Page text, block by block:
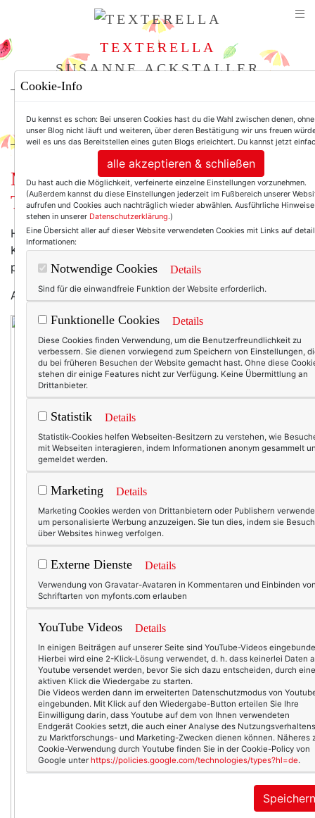
TEXTERELLA
SUSANNE ACKSTALLER
For Women. Not Girls.
Mode am Mittwoch: Business meets
Taille.
Hach! Ganz große Kleiderliebe! Leider fehlen mir zum
Kleid folgende Accessoires: (externes) Büro sowie
passende Beine und Taille.
Aber man muss ja auch mal gönnen können, ne?
Cookie-Info
Du kennst es schon: Bei unseren Cookies hast du die Wahl zwischen denen,
unser Blog nicht läuft und weiteren, über deren Bestätigung wir uns freuen
weil es uns das Bereitstellen eines guten Blogs erleichtert. Du kannst jetzt
alle akzeptieren & schließen
Du hast auch die Möglichkeit, verfeinerte einzelne Einstellungen vorzunehmen.
(Außerdem kannst du diese Einstellungen jederzeit im Fußbereich unserer
aufrufen und Cookies auch nachträglich wieder abwählen. Ausführliche Hinweise
stehen in unserer Datenschutzerklärung.)
Eine Übersicht aller auf dieser Website verwendeten Cookies mit Links auf
Informationen:
Notwendige Cookies Details
Sind für die einwandfreie Funktion der Website erforderlich.
Funktionelle Cookies Details
Diese Cookies finden Verwendung, um die Benutzerfreundlichkeit zu
verbessern. Sie dienen vorwiegend zum Speichern von Einstellungen,
du bei früheren Besuchen der Website gemacht hast. Ohne diese
stehen dir einige Features nicht zur Verfügung. Keine Übermittlung an
Drittanbieter.
Statistik Details
Statistik-Cookies helfen Webseiten-Besitzern zu verstehen, wie
mit Webseiten interagieren, indem Informationen anonym gesammelt
gemeldet werden.
Marketing Details
Marketing Cookies werden von Drittanbietern oder Publishern
um personalisierte Werbung anzuzeigen. Sie tun dies, indem sie
über Websites hinweg verfolgen.
Externe Dienste Details
Verwendung von Gravatar-Avataren in Kommentaren und Einbinden
Schriftarten von myfonts.com erlauben
YouTube Videos Details
In einigen Beiträgen auf unserer Seite sind YouTube-Videos
Hierbei wird eine 2-Klick-Lösung verwendet, d. h. dass keinerlei Daten
Youtube versendet werden, bevor Sie sich dazu entscheiden, durch
aktiven Klick die Wiedergabe zu starten.
Die Videos werden dann im erweiterten Datenschutzmodus von
eingebunden. Mit Klick auf den Wiedergabe-Button erteilen Sie Ihre
Einwilligung darin, dass Youtube auf dem von Ihnen verwendeten
Endgerät Cookies setzt, die auch einer Analyse des Nutzungsverhaltens
zu Marktforschungs- und Marketing-Zwecken dienen können. Näheres
Cookie-Verwendung durch Youtube finden Sie in der Cookie-Policy von
Google unter https://policies.google.com/technologies/types?hl=de.
Speichern